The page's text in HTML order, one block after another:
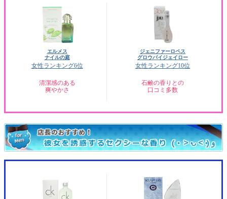
エルメス
ナイルの庭
女性ランキング6位
清潔感のある
爽やかさ
ジェニファーロペス
グロウバイジェイロー
女性ランキング10位
石鹸の香りとの
口コミ多数